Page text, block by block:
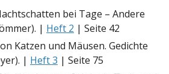
bei Tage – Andere
| Heft 2 | Seite 42
Katzen und Mäusen. Gedichte
| Heft 3 | Seite 75